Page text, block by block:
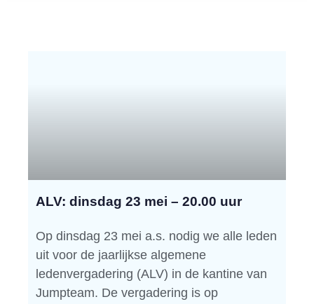
ALV: dinsdag 23 mei – 20.00 uur
Op dinsdag 23 mei a.s. nodig we alle leden
uit voor de jaarlijkse algemene
ledenvergadering (ALV) in de kantine van
Jumpteam. De vergadering is op